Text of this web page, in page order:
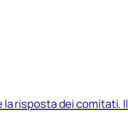
la risposta dei comitati.